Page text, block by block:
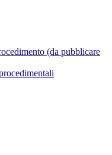
(da pubblicare